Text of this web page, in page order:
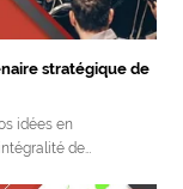
stratégique de
idées en
de…